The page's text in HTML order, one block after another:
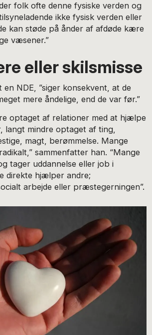
folk ofte denne fysiske verden og
ikke fysisk verden eller
kan støde på ånder af afdøde kære
væsener.”
eller skilsmisse
en NDE, ”siger konsekvent, at de
mere åndelige, end de var før.”
optaget af relationer med at hjælpe
langt mindre optaget af ting,
magt, berømmelse. Mange
sammenfatter han. “Mange
tager uddannelse eller job i
direkte hjælper andre;
arbejde eller præstegerningen”.